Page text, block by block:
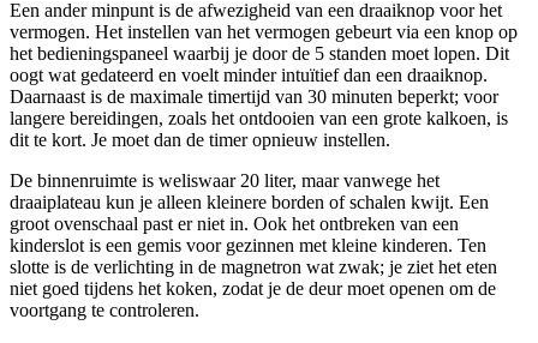
Een ander minpunt is de afwezigheid van een draaiknop voor het
vermogen. Het instellen van het vermogen gebeurt via een knop op
het bedieningspaneel waarbij je door de 5 standen moet lopen. Dit
oogt wat gedateerd en voelt minder intuïtief dan een draaiknop.
Daarnaast is de maximale timertijd van 30 minuten beperkt; voor
langere bereidingen, zoals het ontdooien van een grote kalkoen, is
dit te kort. Je moet dan de timer opnieuw instellen.
De binnenruimte is weliswaar 20 liter, maar vanwege het
draaiplateau kun je alleen kleinere borden of schalen kwijt. Een
groot ovenschaal past er niet in. Ook het ontbreken van een
kinderslot is een gemis voor gezinnen met kleine kinderen. Ten
slotte is de verlichting in de magnetron wat zwak; je ziet het eten
niet goed tijdens het koken, zodat je de deur moet openen om de
voortgang te controleren.